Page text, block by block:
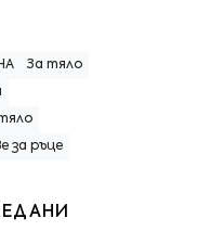
За тяло
за ръце